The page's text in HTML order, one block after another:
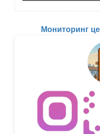
Мониторинг